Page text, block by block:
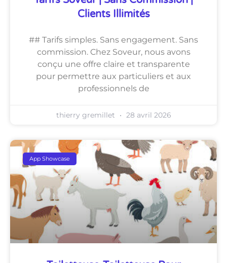
Clients Illimités
## Tarifs simples. Sans engagement. Sans
commission. Chez Soveur, nous avons
conçu une offre claire et transparente
pour permettre aux particuliers et aux
professionnels de
thierry gremillet 28 avril 2026
App Showcase